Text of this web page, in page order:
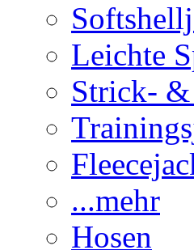
Leichte
Strick- &
...mehr
Hosen